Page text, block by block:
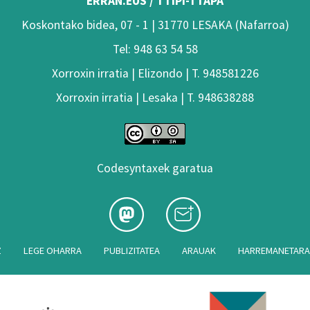
Koskontako bidea, 07 - 1 | 31770 LESAKA (Nafarroa)
Tel: 948 63 54 58
Xorroxin irratia | Elizondo | T. 948581226
Xorroxin irratia | Lesaka | T. 948638288
Codesyntaxek garatua
LEGE OHARRA PUBLIZITATEA ARAUAK